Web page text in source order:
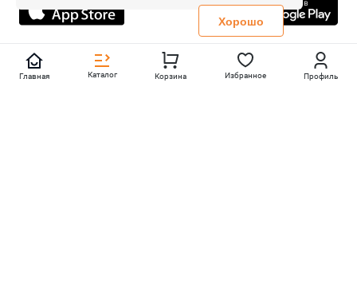
Политика конфиденциальности
Главная Каталог Корзина Избранное Профиль
Хорошо